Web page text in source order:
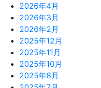
2026年4月
2026年3月
2026年2月
2025年12月
2025年11月
2025年10月
2025年8月